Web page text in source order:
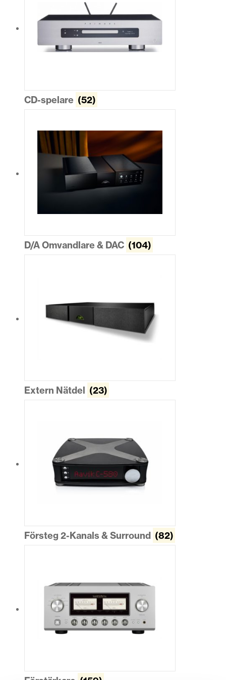
CD-spelare (52)
D/A Omvandlare & DAC (104)
Extern Nätdel (23)
Försteg 2-Kanals & Surround (82)